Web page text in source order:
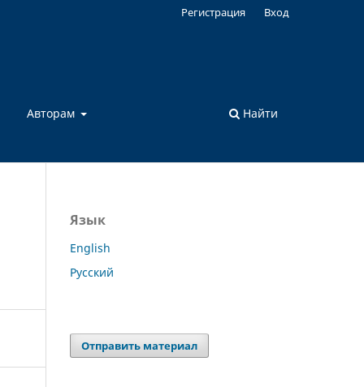
Авторам Найти
Регистрация Вход
Язык
English
Русский
Отправить материал